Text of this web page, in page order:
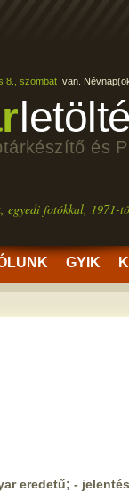
és
egyedi fotókkal, 1971-
GYIK
8., szombat van.
eredetű; -